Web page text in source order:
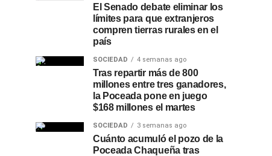
El Senado debate eliminar los
límites para que extranjeros
compren tierras rurales en el
país
SOCIEDAD 4 semanas ago
Tras repartir más de 800
millones entre tres ganadores,
la Poceada pone en juego
$168 millones el martes
SOCIEDAD 3 semanas ago
Cuánto acumuló el pozo de la
Poceada Chaqueña tras